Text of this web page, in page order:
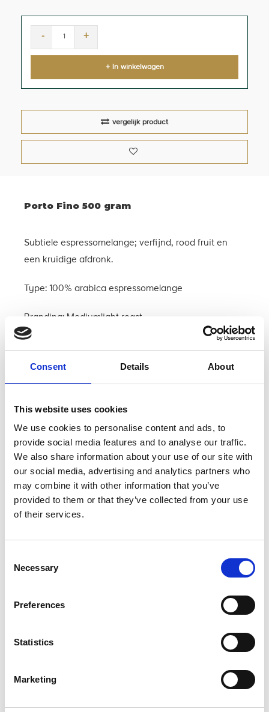
Consent Details About
This website uses cookies
We use cookies to personalise content and ads, to
provide social media features and to analyse our traffic.
We also share information about your use of our site with
our social media, advertising and analytics partners who
may combine it with other information that you’ve
provided to them or that they’ve collected from your use
of their services.
Selection
Necessary
Preferences
Statistics
Marketing
- +
+ In winkelwagen
vergelijk product
Porto Fino 500 gram
Subtiele espresso­melange; verfijnd, rood fruit en
een kruidige afdronk.
Type: 100% arabica espresso­melange
Branding: Medium­light roast
Ethiopische Sidamo
Luchtdichte verpakking met “flavour saving valve”.
De box-bottom verpakking blijft mooi rechtop staan
en is voorzien van een ZIP-loc sluiting. Makkelijk te
openen en weer te sluiten om de versheid te
bewaren.
Verpakt in: